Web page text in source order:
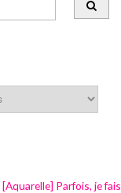
[Aquarelle] Parfois, je fais